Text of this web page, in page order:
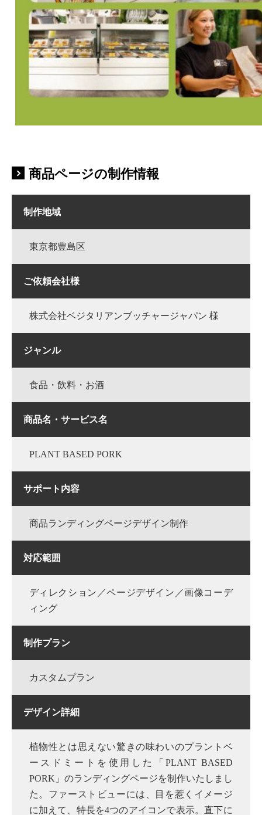
商品ページの制作情報
制作地域
東京都豊島区
ご依頼会社様
株式会社ベジタリアンブッチャージャパン 様
ジャンル
食品・飲料・お酒
商品名・サービス名
PLANT BASED PORK
サポート内容
商品ランディングページデザイン制作
対応範囲
ディレクション／ページデザイン／画像コーデ
ィング
制作プラン
カスタムプラン
デザイン詳細
植物性とは思えない驚きの味わいのプラントベ
ースドミートを使用した「PLANT BASED
PORK」のランディングページを制作いたしまし
た。ファーストビューには、目を惹くイメージ
に加えて、特長を4つのアイコンで表示。直下に